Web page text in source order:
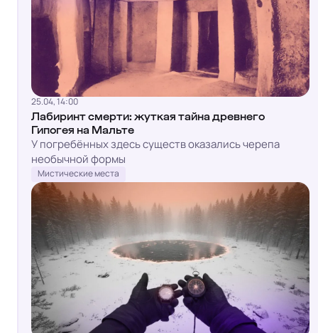
25.04, 14:00
Лабиринт смерти: жуткая тайна древнего
Гипогея на Мальте
У погребённых здесь существ оказались черепа
необычной формы
Мистические места